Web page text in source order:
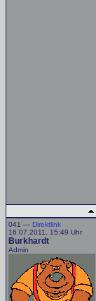
041 — Direktlink
16.07.2011, 15:49 Uhr
Burkhardt
Admin